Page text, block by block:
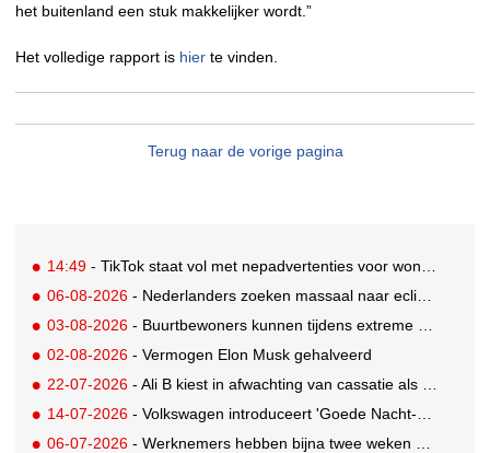
het buitenland een stuk makkelijker wordt.”
Het volledige rapport is hier te vinden.
Terug naar de vorige pagina
14:49 - TikTok staat vol met nepadvertenties voor woningen
06-08-2026 - Nederlanders zoeken massaal naar eclipsbrillen op Marktplaats
03-08-2026 - Buurtbewoners kunnen tijdens extreme hitte terecht bij The Social Hub
02-08-2026 - Vermogen Elon Musk gehalveerd
22-07-2026 - Ali B kiest in afwachting van cassatie als spreker voor een nieuw podium
14-07-2026 - Volkswagen introduceert 'Goede Nacht-pakket' waarmee auto flexibele slaapruimte met airco wordt
06-07-2026 - Werknemers hebben bijna twee weken nodig om volledig op te laden